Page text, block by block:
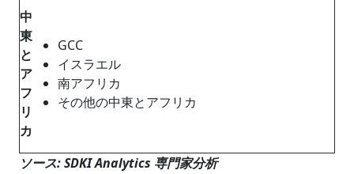
中
東
と
ア
フ
リ
カ
GCC
イスラエル
南アフリカ
その他の中東とアフリカ
ソース: SDKI Analytics 専門家分析